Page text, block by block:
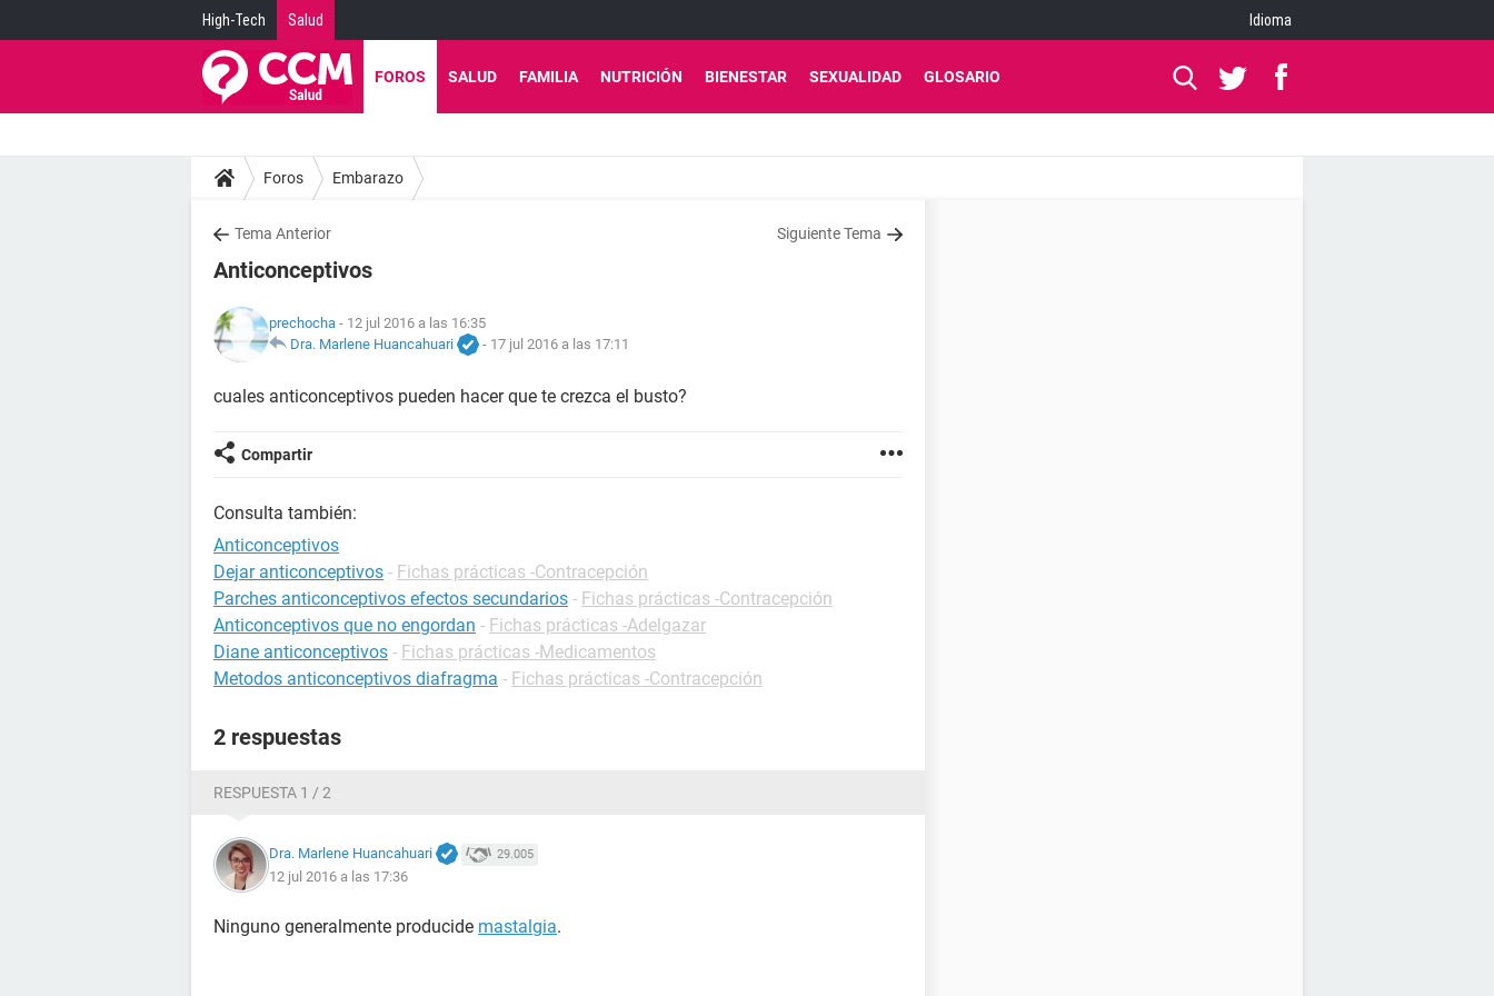
High-Tech Salud Idioma
FOROS SALUD FAMILIA NUTRICIÓN BIENESTAR SEXUALIDAD GLOSARIO
Foros Embarazo
Tema Anterior Siguiente Tema
Anticonceptivos
prechocha - 12 jul 2016 a las 16:35
Dra. Marlene Huancahuari
- 17 jul 2016 a las 17:11
cuales anticonceptivos pueden hacer que te crezca el busto?
Compartir
Consulta también:
Anticonceptivos
Dejar anticonceptivos - Fichas prácticas -Contracepción
Parches anticonceptivos efectos secundarios - Fichas prácticas -Contracepción
Anticonceptivos que no engordan - Fichas prácticas -Adelgazar
Diane anticonceptivos - Fichas prácticas -Medicamentos
Metodos anticonceptivos diafragma - Fichas prácticas -Contracepción
2 respuestas
RESPUESTA 1 / 2
Dra. Marlene Huancahuari 29.005
12 jul 2016 a las 17:36
Ninguno generalmente producide mastalgia.